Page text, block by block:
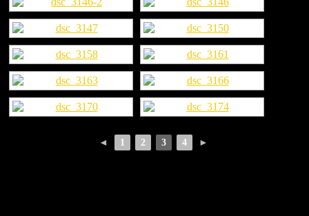
◄ 1 2 3 4 ►